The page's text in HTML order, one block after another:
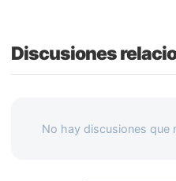
Discusiones
No hay discusiones que